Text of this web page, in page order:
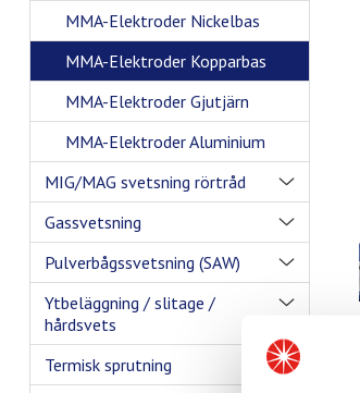
MMA-Elektroder Nickelbas
MMA-Elektroder Kopparbas
MMA-Elektroder Gjutjärn
MMA-Elektroder Aluminium
MIG/MAG svetsning rörtråd
Gassvetsning
Pulverbågssvetsning (SAW)
Ytbeläggning / slitage /
hårdsvets
Termisk sprutning